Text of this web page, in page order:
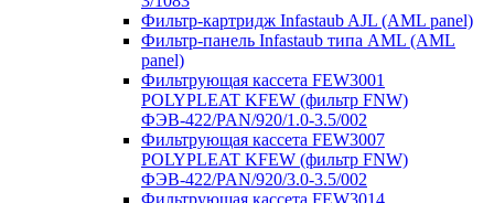
Фильтр-картридж Infastaub AJL (AML panel)
Фильтр-панель Infastaub типа AML (AML
panel)
Фильтрующая кассета FEW3001
POLYPLEAT KFEW (фильтр FNW)
ФЭВ-422/PAN/920/1.0-3.5/002
Фильтрующая кассета FEW3007
POLYPLEAT KFEW (фильтр FNW)
ФЭВ-422/PAN/920/3.0-3.5/002
Фильтрующая кассета FEW3014